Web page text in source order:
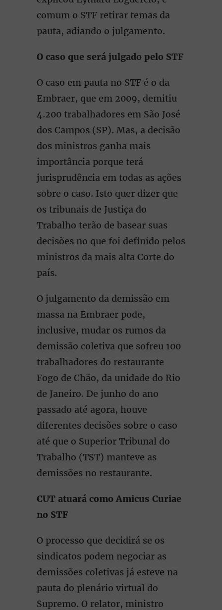
comum o STF retirar temas da
pauta, adiando o julgamento.
O caso que será julgado pelo STF
O caso em pauta no STF é o da
Embraer, que em 2009, demitiu
4.200 trabalhadores em São José
dos Campos (SP). Mas, a decisão
dos ministros ganha mais
importância porque terá
jurisprudência em todas as ações
sobre o caso. Isto quer dizer que
os tribunais de Justiça do
Trabalho terão de basear suas
decisões no que foi definido pelos
ministros da mais alta Corte do
país.
O julgamento da demissão em
massa na Embraer pode,
inclusive, mudar os rumos da
demissão coletiva que sofreu 100
trabalhadores do restaurante
Fogo de Chão, da unidade do Rio
de Janeiro. De junho do ano
passado até agora, houve
diferentes decisões sobre o caso
até que o Superior Tribunal do
Trabalho (TST) manteve as
demissões no restaurante.
CUT atuará como Amicus Curiae
no STF
O processo que decidirá se os
sindicatos podem negociar as
demissões coletivas já esteve na
pauta do plenário virtual do
Supremo. O relator, ministro